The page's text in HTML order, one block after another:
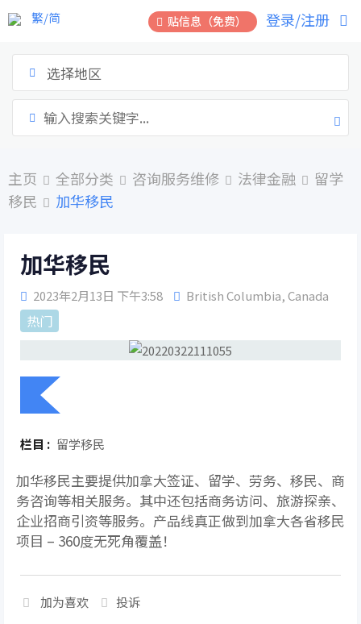
跳
到
贴信息（免费） 登录/注册
繁/简
选择地区
主页 全部分类 咨询服务维修 法律金融
留学
移民
加华移民
加华移民
2023年2月13日 下午3:58 British Columbia,Canada
热门
栏目 : 留学移民
加华移民主要提供加拿大签证、留学、劳务、移民、商
务咨询等相关服务。其中还包括商务访问、旅游探亲、
企业招商引资等服务。产品线真正做到加拿大各省移民
项目 – 360度无死角覆盖！
加为喜欢 投诉